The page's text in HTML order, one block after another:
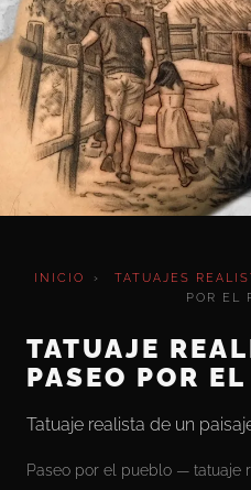
INICIO › TATUAJES
POR EL
TATUAJE
PASEO POR
Tatuaje realista de un
Paseo por el pueblo — tatuaje